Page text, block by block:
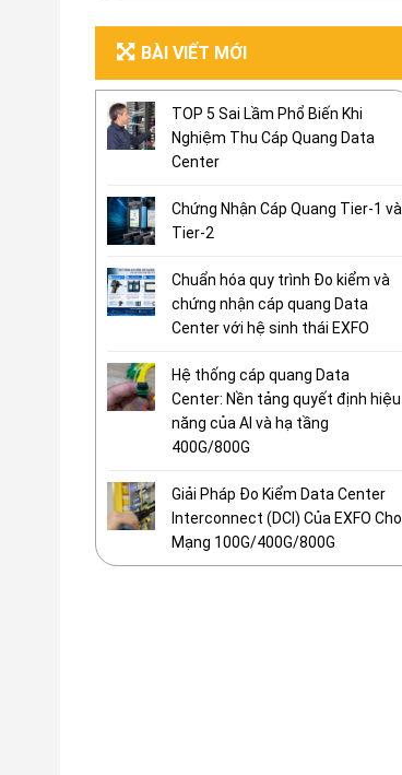
BÀI VIẾT MỚI
TOP 5 Sai Lầm Phổ Biến Khi
Nghiệm Thu Cáp Quang Data
Center
Chứng Nhận Cáp Quang Tier-1 và
Tier-2
Chuẩn hóa quy trình Đo kiểm và
chứng nhận cáp quang Data
Center với hệ sinh thái EXFO
Hệ thống cáp quang Data
Center: Nền tảng quyết định hiệu
năng của AI và hạ tầng
400G/800G
Giải Pháp Đo Kiểm Data Center
Interconnect (DCI) Của EXFO Cho
Mạng 100G/400G/800G